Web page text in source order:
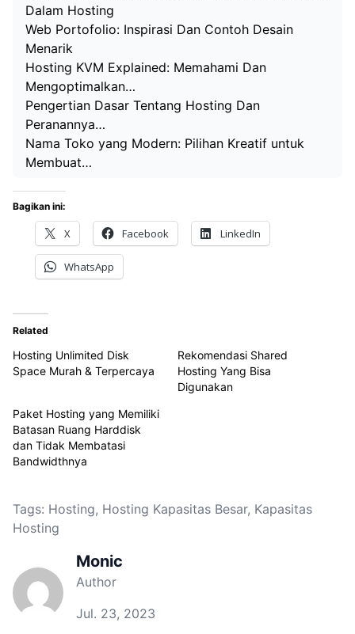
Dalam Hosting
Web Portofolio: Inspirasi Dan Contoh Desain
Menarik
Hosting KVM Explained: Memahami Dan
Mengoptimalkan…
Pengertian Dasar Tentang Hosting Dan
Peranannya…
Nama Toko yang Modern: Pilihan Kreatif untuk
Membuat…
Bagikan ini:
X Facebook LinkedIn
WhatsApp
Related
Hosting Unlimited Disk
Space Murah & Terpercaya
Rekomendasi Shared
Hosting Yang Bisa
Digunakan
Paket Hosting yang Memiliki
Batasan Ruang Harddisk
dan Tidak Membatasi
Bandwidthnya
Tags: Hosting, Hosting Kapasitas Besar, Kapasitas
Hosting
Monic
Author
Jul. 23, 2023